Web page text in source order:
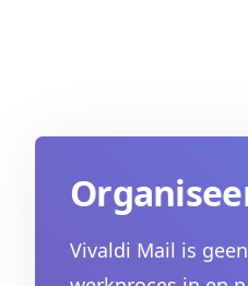
Vivaldi Mail is